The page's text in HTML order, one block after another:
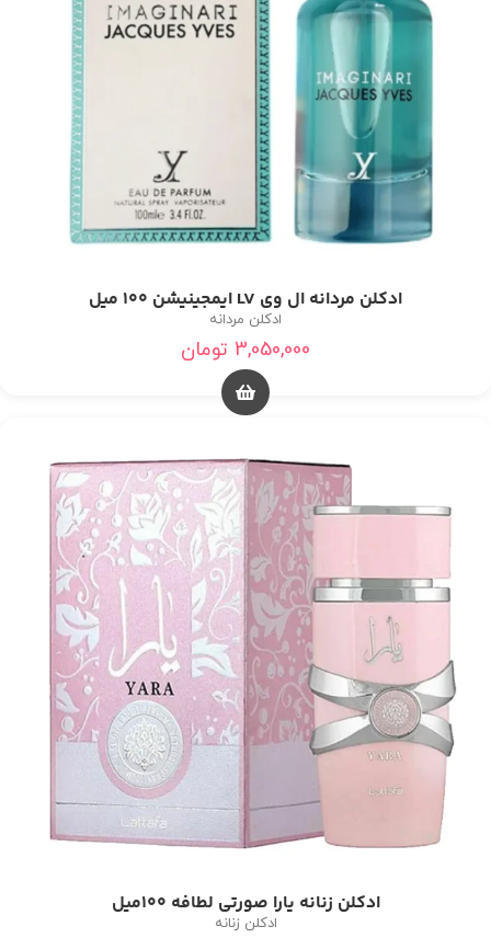
ادکلن مردانه ال وی LV ایمجینیشن ۱۰۰ میل
ادکلن مردانه
3,050,000 تومان
ادکلن زنانه یارا صورتی لطافه 100میل
ادکلن زنانه